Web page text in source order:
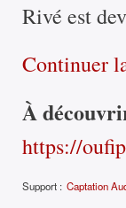
Rivé est
Continuer
À
https://
Support : Captation